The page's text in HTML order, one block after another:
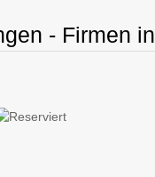
- Firmen